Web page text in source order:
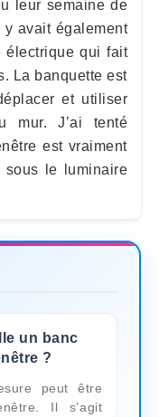
leur semaine de
avait également
électrique qui fait
La banquette est
et utiliser
mur. J’ai tenté
est vraiment
sous le luminaire
un banc
?
peut être
Il s’agit